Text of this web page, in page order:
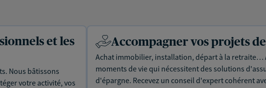
et les
Nous bâtissons
votre activité, vos
Accompagner vos projets
Achat immobilier, installation, départ à la retraite…
moments de vie qui nécessitent des solutions
d'épargne. Recevez un conseil d'expert cohérent